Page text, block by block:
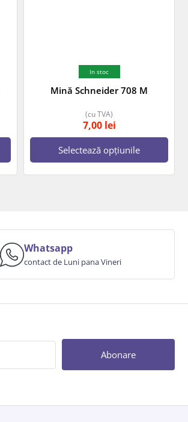
In stoc
Mină Schneider 708 M
7,00 lei
(cu TVA)
Selectează opțiunile
Whatsapp
contact de Luni pana Vineri
Abonare